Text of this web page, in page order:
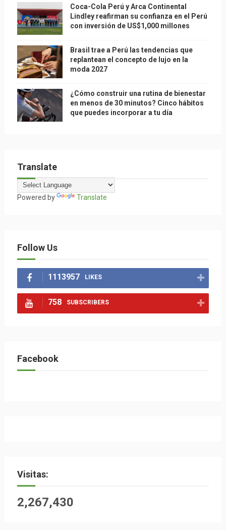
Coca-Cola Perú y Arca Continental
Lindley reafirman su confianza en el Perú
con inversión de US$1,000 millones
Brasil trae a Perú las tendencias que
replantean el concepto de lujo en la
moda 2027
¿Cómo construir una rutina de bienestar
en menos de 30 minutos? Cinco hábitos
que puedes incorporar a tu día
Translate
Powered by Translate
Follow Us
1113957 LIKES
758 SUBSCRIBERS
Facebook
Visitas:
2,267,430